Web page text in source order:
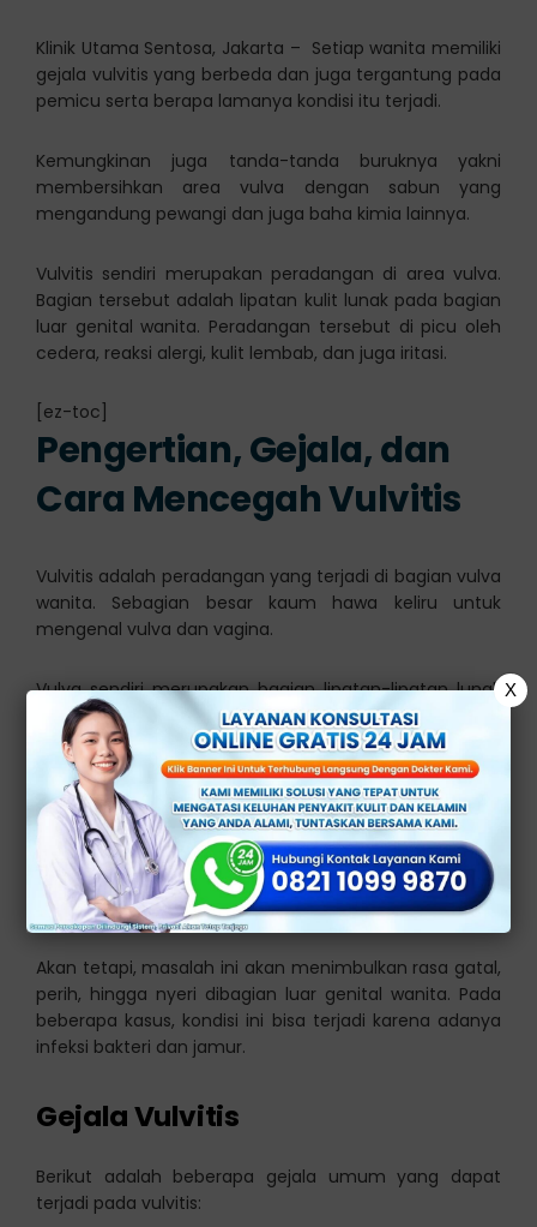
Klinik Utama Sentosa, Jakarta – Setiap wanita memiliki
gejala vulvitis yang berbeda dan juga tergantung pada
pemicu serta berapa lamanya kondisi itu terjadi.
Kemungkinan juga tanda-tanda buruknya yakni
membersihkan area vulva dengan sabun yang
mengandung pewangi dan juga baha kimia lainnya.
Vulvitis sendiri merupakan peradangan di area vulva.
Bagian tersebut adalah lipatan kulit lunak pada bagian
luar genital wanita. Peradangan tersebut di picu oleh
cedera, reaksi alergi, kulit lembab, dan juga iritasi.
[ez-toc]
Pengertian, Gejala, dan
Cara Mencegah Vulvitis
Vulvitis adalah peradangan yang terjadi di bagian vulva
wanita. Sebagian besar kaum hawa keliru untuk
mengenal vulva dan vagina.
Vulva sendiri merupakan bagian lipatan-lipatan lunak
dan lembut serta terletak di bagian luar alat kelamin
wanita. Sementara untuk vagina yaitu saluran yang
lebih dalam letaknya dan melewati vulva.
Vulvitis sendiri bukanlah penyakit, melainkan iritasi kulit
di sekitar vulva kering, alami infeksi tertentu, cedera,
dan lain sebaginya. Kondisi tersebut tidak akan
menyebabkan masalah serius.
Akan tetapi, masalah ini akan menimbulkan rasa gatal,
perih, hingga nyeri dibagian luar genital wanita. Pada
beberapa kasus, kondisi ini bisa terjadi karena adanya
infeksi bakteri dan jamur.
Gejala Vulvitis
Berikut adalah beberapa gejala umum yang dapat
terjadi pada vulvitis:
X